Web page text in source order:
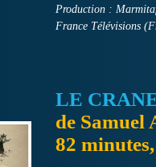
Production :
France Télévisions
LE
de
82